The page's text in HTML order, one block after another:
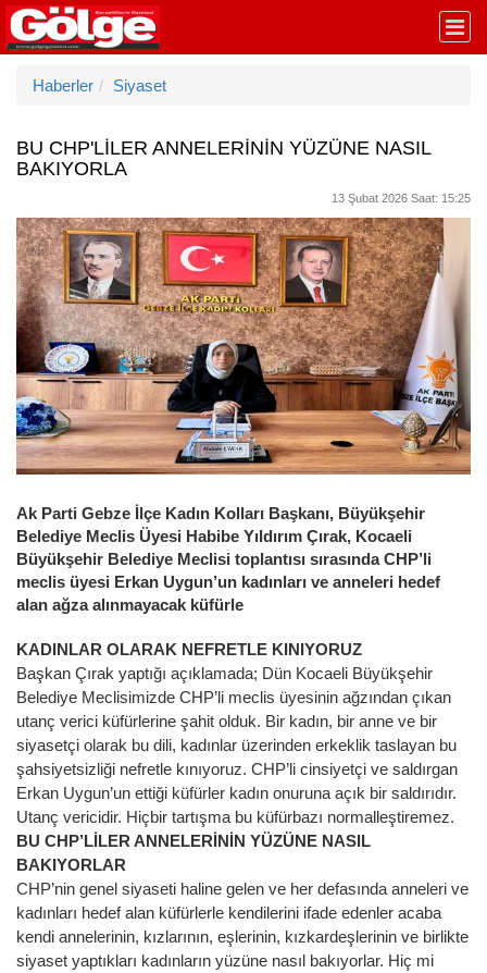
Haberler Siyaset
BU CHP'LİLER ANNELERİNİN YÜZÜNE NASIL
BAKIYORLA
13 Şubat 2026 Saat: 15:25
Ak Parti Gebze İlçe Kadın Kolları Başkanı, Büyükşehir
Belediye Meclis Üyesi Habibe Yıldırım Çırak, Kocaeli
Büyükşehir Belediye Meclisi toplantısı sırasında CHP’li
meclis üyesi Erkan Uygun’un kadınları ve anneleri hedef
alan ağza alınmayacak küfürle
KADINLAR OLARAK NEFRETLE KINIYORUZ
Başkan Çırak yaptığı açıklamada; Dün Kocaeli Büyükşehir
Belediye Meclisimizde CHP’li meclis üyesinin ağzından çıkan
utanç verici küfürlerine şahit olduk. Bir kadın, bir anne ve bir
siyasetçi olarak bu dili, kadınlar üzerinden erkeklik taslayan bu
şahsiyetsizliği nefretle kınıyoruz. CHP’li cinsiyetçi ve saldırgan
Erkan Uygun’un ettiği küfürler kadın onuruna açık bir saldırıdır.
Utanç vericidir. Hiçbir tartışma bu küfürbazı normalleştiremez.
BU CHP’LİLER ANNELERİNİN YÜZÜNE NASIL
BAKIYORLAR
CHP’nin genel siyaseti haline gelen ve her defasında anneleri ve
kadınları hedef alan küfürlerle kendilerini ifade edenler acaba
kendi annelerinin, kızlarının, eşlerinin, kızkardeşlerinin ve birlikte
siyaset yaptıkları kadınların yüzüne nasıl bakıyorlar. Hiç mi